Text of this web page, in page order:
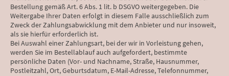
Bestellung gemäß Art. 6 Abs. 1 lit. b DSGVO weitergegeben. Die
Weitergabe Ihrer Daten erfolgt in diesem Falle ausschließlich zum
Zweck der Zahlungsabwicklung mit dem Anbieter und nur insoweit,
als sie hierfür erforderlich ist.
Bei Auswahl einer Zahlungsart, bei der wir in Vorleistung gehen,
werden Sie im Bestellablauf auch aufgefordert, bestimmte
persönliche Daten (Vor- und Nachname, Straße, Hausnummer,
Postleitzahl, Ort, Geburtsdatum, E-Mail-Adresse, Telefonnummer,